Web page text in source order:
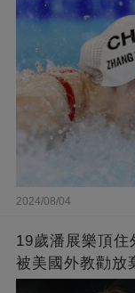
2024/08/04
19歲潘展樂頂住
被美國外教勸放